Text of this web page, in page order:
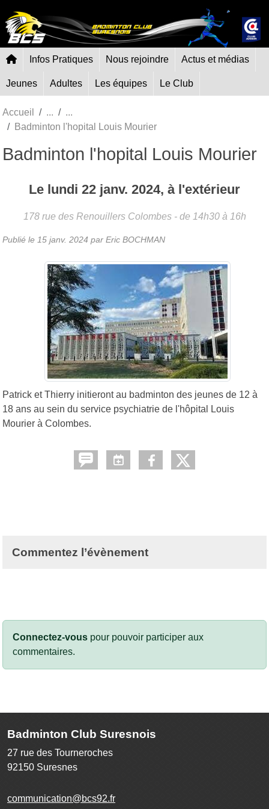
Infos Pratiques Nous rejoindre Actus et médias
Jeunes Adultes Les équipes Le Club
Accueil
Badminton l'hopital Louis Mourier
Badminton l'hopital Louis Mourier
Le lundi 22 janv. 2024, à l'extérieur
178 rue des Renouillers Colombes - de 14h30 à 16h
Publié le 15 janv. 2024 par Eric BOCHMAN
Patrick et Thierry initieront au badminton des jeunes de 12 à
18 ans au sein du service psychiatrie de l'hôpital Louis
Mourier à Colombes.
Commentez l’évènement
Connectez-vous pour pouvoir participer aux
commentaires.
Badminton Club Suresnois
27 rue des Tourneroches
92150 Suresnes
communication@bcs92.fr